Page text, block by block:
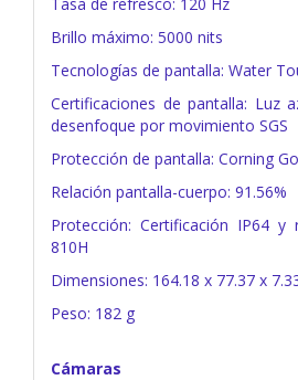
Brillo máximo: 5000 nits
Tecnologías de pantalla: Water
Certificaciones de pantalla: Luz
desenfoque por movimiento SGS
Protección de pantalla: Corning
Relación pantalla-cuerpo: 91.56%
Protección: Certificación IP64 y
810H
Dimensiones: 164.18 x 77.37 x
Peso: 182 g
Cámaras